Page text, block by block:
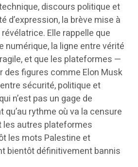
discours politique et
d’expression, la brève mise à
Elle rappelle que
numérique, la ligne entre vérité
et que les plateformes —
des figures comme Elon Musk
sécurité, politique et
n’est pas un gage de
qu’au rythme où va la censure
les autres plateformes
les mots Palestine et
bientôt définitivement bannis